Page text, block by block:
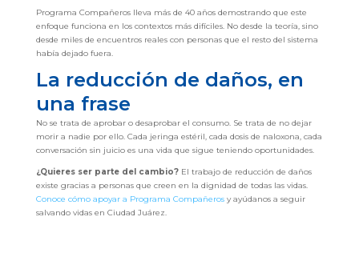
Programa Compañeros lleva más de 40 años demostrando que este
enfoque funciona en los contextos más difíciles. No desde la teoría, sino
desde miles de encuentros reales con personas que el resto del sistema
había dejado fuera.
La reducción de daños, en
una frase
No se trata de aprobar o desaprobar el consumo. Se trata de no dejar
morir a nadie por ello. Cada jeringa estéril, cada dosis de naloxona, cada
conversación sin juicio es una vida que sigue teniendo oportunidades.
¿Quieres ser parte del cambio?El trabajo de reducción de daños
existe gracias a personas que creen en la dignidad de todas las vidas.
Conoce cómo apoyar a Programa Compañerosy ayúdanos a seguir
salvando vidas en Ciudad Juárez.